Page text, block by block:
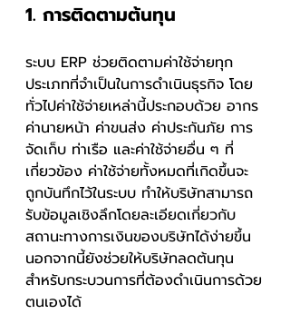
1. การติดตามต้นทุน
ระบบ ERP ช่วยติดตามค่าใช้จ่ายทุก
ประเภทที่จำเป็นในการดำเนินธุรกิจ โดย
ทั่วไปค่าใช้จ่ายเหล่านี้ประกอบด้วย อากร
ค่านายหน้า ค่าขนส่ง ค่าประกันภัย การ
จัดเก็บ ท่าเรือ และค่าใช้จ่ายอื่น ๆ ที่
เกี่ยวข้อง ค่าใช้จ่ายทั้งหมดที่เกิดขึ้นจะ
ถูกบันทึกไว้ในระบบ ทำให้บริษัทสามารถ
รับข้อมูลเชิงลึกโดยละเอียดเกี่ยวกับ
สถานะทางการเงินของบริษัทได้ง่ายขึ้น
นอกจากนี้ยังช่วยให้บริษัทลดต้นทุน
สำหรับกระบวนการที่ต้องดำเนินการด้วย
ตนเองได้